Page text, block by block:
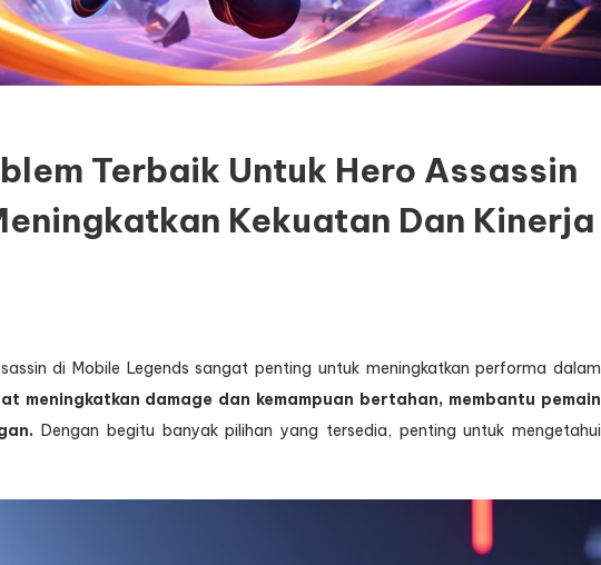
Terbaik Untuk Hero Assassin
Kekuatan Dan Kinerja
di Mobile Legends sangat penting untuk meningkatkan performa dalam
meningkatkan damage dan kemampuan bertahan, membantu pemain
Dengan begitu banyak pilihan yang tersedia, penting untuk mengetahui